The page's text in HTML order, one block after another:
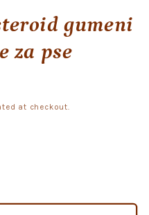
gumeni
za pse
at checkout.